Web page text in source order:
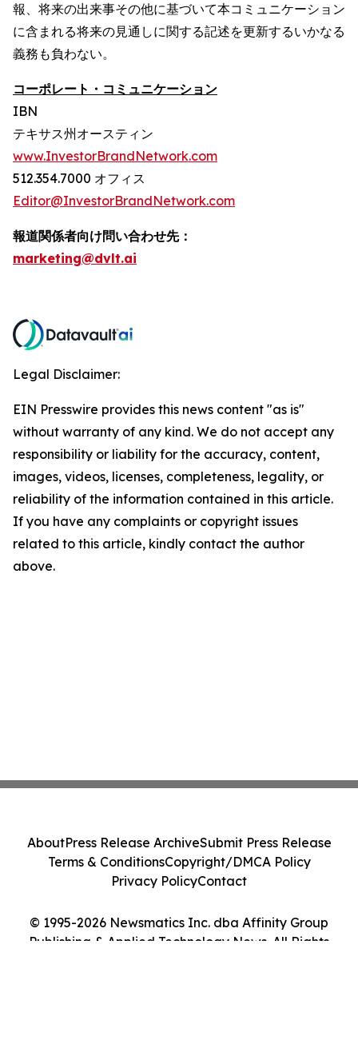
報、将来の出来事その他に基づいて本コミュニケーション
に含まれる将来の見通しに関する記述を更新するいかなる
義務も負わない。
コーポレート・コミュニケーション
IBN
テキサス州オースティン
www.InvestorBrandNetwork.com
512.354.7000 オフィス
Editor@InvestorBrandNetwork.com
報道関係者向け問い合わせ先：
marketing@dvlt.ai
Legal Disclaimer:
EIN Presswire provides this news content "as is"
without warranty of any kind. We do not accept any
responsibility or liability for the accuracy, content,
images, videos, licenses, completeness, legality, or
reliability of the information contained in this article.
If you have any complaints or copyright issues
related to this article, kindly contact the author
above.
© 1995-2026 Newsmatics Inc. dba Affinity Group
Publishing & Applied Technology News. All Rights
AboutPress Release ArchiveSubmit Press Release
Terms & ConditionsCopyright/DMCA Policy
Privacy PolicyContact